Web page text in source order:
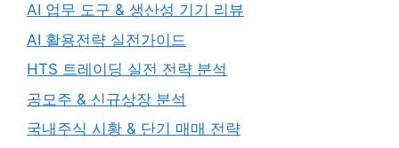
AI 업무 도구 & 생산성 기기 리뷰
AI 활용전략 실전가이드
HTS 트레이딩 실전 전략 분석
공모주 & 신규상장 분석
국내주식 시황 & 단기 매매 전략